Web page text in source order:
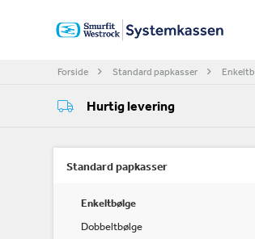
Forside Standard papkasser
Hurtig levering
Standard papkasser
Enkeltbølge
Dobbeltbølge